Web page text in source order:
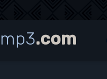
mp3.com